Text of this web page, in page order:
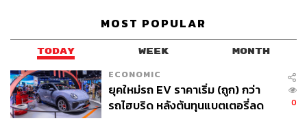
MOST POPULAR
TODAY WEEK MONTH
ECONOMIC
ยุคใหม่รถ EV ราคาเริ่ม (ถูก) กว่า
รถไฮบริด หลังต้นทุนแบตเตอรี่ลด
0